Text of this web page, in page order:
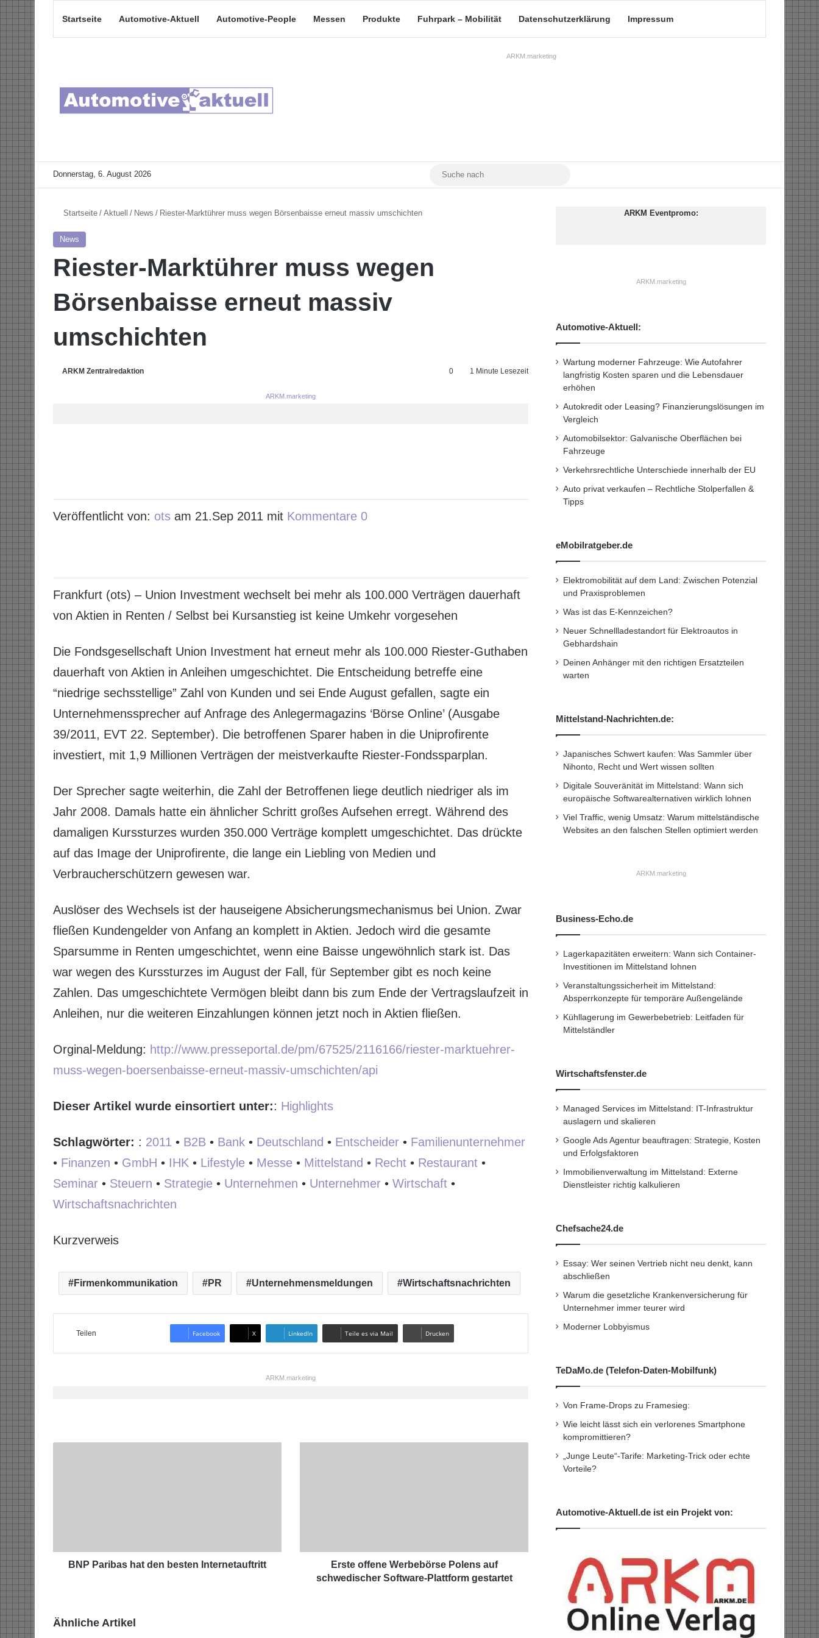
Startseite Automotive-Aktuell Automotive-People Messen Produkte Fuhrpark – Mobilität Datenschutzerklärung Impressum
ARKM.marketing
Donnerstag, 6. August 2026 YouTubeMastodon
Startseite / Aktuell / News / Riester-Marktührer muss wegen Börsenbaisse erneut massiv umschichten
News
Riester-Marktührer muss wegen
Börsenbaisse erneut massiv
umschichten
ARKM Zentralredaktion 0 1 Minute Lesezeit
ARKM.marketing
Veröffentlicht von: ots am 21.Sep 2011 mit Kommentare 0
Frankfurt (ots) – Union Investment wechselt bei mehr als 100.000 Verträgen dauerhaft
von Aktien in Renten / Selbst bei Kursanstieg ist keine Umkehr vorgesehen
Die Fondsgesellschaft Union Investment hat erneut mehr als 100.000 Riester-Guthaben
dauerhaft von Aktien in Anleihen umgeschichtet. Die Entscheidung betreffe eine
“niedrige sechsstellige” Zahl von Kunden und sei Ende August gefallen, sagte ein
Unternehmenssprecher auf Anfrage des Anlegermagazins ‘Börse Online’ (Ausgabe
39/2011, EVT 22. September). Die betroffenen Sparer haben in die Uniprofirente
investiert, mit 1,9 Millionen Verträgen der meistverkaufte Riester-Fondssparplan.
Der Sprecher sagte weiterhin, die Zahl der Betroffenen liege deutlich niedriger als im
Jahr 2008. Damals hatte ein ähnlicher Schritt großes Aufsehen erregt. Während des
damaligen Kurssturzes wurden 350.000 Verträge komplett umgeschichtet. Das drückte
auf das Image der Uniprofirente, die lange ein Liebling von Medien und
Verbraucherschützern gewesen war.
Auslöser des Wechsels ist der hauseigene Absicherungsmechanismus bei Union. Zwar
fließen Kundengelder von Anfang an komplett in Aktien. Jedoch wird die gesamte
Sparsumme in Renten umgeschichtet, wenn eine Baisse ungewöhnlich stark ist. Das
war wegen des Kurssturzes im August der Fall, für September gibt es noch keine
Zahlen. Das umgeschichtete Vermögen bleibt dann bis zum Ende der Vertragslaufzeit in
Anleihen, nur die weiteren Einzahlungen können jetzt noch in Aktien fließen.
Orginal-Meldung: http://www.presseportal.de/pm/67525/2116166/riester-marktuehrer-
muss-wegen-boersenbaisse-erneut-massiv-umschichten/api
Dieser Artikel wurde einsortiert unter:: Highlights
Schlagwörter: : 2011 • B2B • Bank • Deutschland • Entscheider • Familienunternehmer
• Finanzen • GmbH • IHK • Lifestyle • Messe • Mittelstand • Recht • Restaurant •
Seminar • Steuern • Strategie • Unternehmen • Unternehmer • Wirtschaft •
Wirtschaftsnachrichten
Kurzverweis
Firmenkommunikation PR Unternehmensmeldungen Wirtschaftsnachrichten
Teilen Facebook X LinkedIn Teile es via Mail Drucken
ARKM.marketing
a
d
e
BNP Paribas hat den besten Internetauftritt
e
Erste offene Werbebörse Polens auf
schwedischer Software-Plattform gestartet
Ähnliche Artikel
ARKM Eventpromo:
ARKM.marketing
Automotive-Aktuell:
Wartung moderner Fahrzeuge: Wie Autofahrer
langfristig Kosten sparen und die Lebensdauer
erhöhen
Autokredit oder Leasing? Finanzierungslösungen im
Vergleich
Automobilsektor: Galvanische Oberflächen bei
Fahrzeuge
Verkehrsrechtliche Unterschiede innerhalb der EU
Auto privat verkaufen – Rechtliche Stolperfallen &
Tipps
eMobilratgeber.de
Elektromobilität auf dem Land: Zwischen Potenzial
und Praxisproblemen
Was ist das E-Kennzeichen?
Neuer Schnellladestandort für Elektroautos in
Gebhardshain
Deinen Anhänger mit den richtigen Ersatzteilen
warten
Mittelstand-Nachrichten.de:
Japanisches Schwert kaufen: Was Sammler über
Nihonto, Recht und Wert wissen sollten
Digitale Souveränität im Mittelstand: Wann sich
europäische Softwarealternativen wirklich lohnen
Viel Traffic, wenig Umsatz: Warum mittelständische
Websites an den falschen Stellen optimiert werden
ARKM.marketing
Business-Echo.de
Lagerkapazitäten erweitern: Wann sich Container-
Investitionen im Mittelstand lohnen
Veranstaltungssicherheit im Mittelstand:
Absperrkonzepte für temporäre Außengelände
Kühllagerung im Gewerbebetrieb: Leitfaden für
Mittelständler
Wirtschaftsfenster.de
Managed Services im Mittelstand: IT-Infrastruktur
auslagern und skalieren
Google Ads Agentur beauftragen: Strategie, Kosten
und Erfolgsfaktoren
Immobilienverwaltung im Mittelstand: Externe
Dienstleister richtig kalkulieren
Chefsache24.de
Essay: Wer seinen Vertrieb nicht neu denkt, kann
abschließen
Warum die gesetzliche Krankenversicherung für
Unternehmer immer teurer wird
Moderner Lobbyismus
TeDaMo.de (Telefon-Daten-Mobilfunk)
Von Frame-Drops zu Framesieg:
Wie leicht lässt sich ein verlorenes Smartphone
kompromittieren?
„Junge Leute“-Tarife: Marketing-Trick oder echte
Vorteile?
Automotive-Aktuell.de ist ein Projekt von: